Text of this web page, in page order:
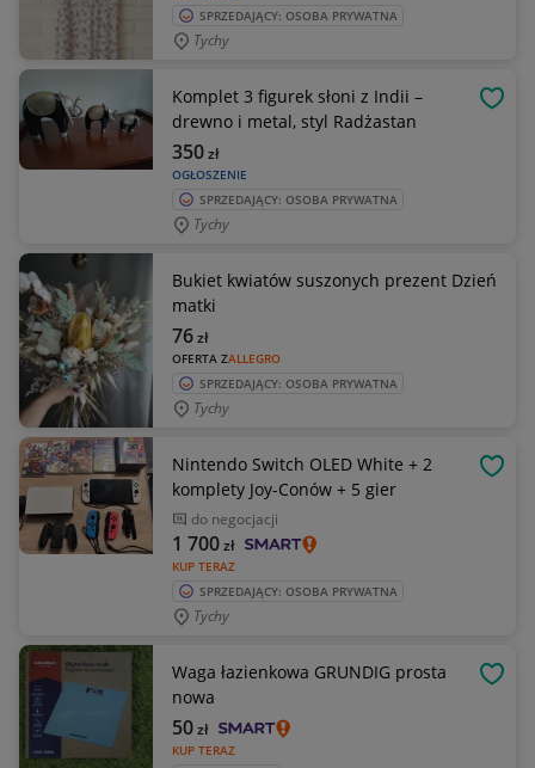
SPRZEDAJĄCY: OSOBA PRYWATNA
Tychy
Komplet 3 figurek słoni z Indii –
drewno i metal, styl Radżastan
OGŁOSZENIE
350zł
SPRZEDAJĄCY: OSOBA PRYWATNA
Tychy
Bukiet kwiatów suszonych prezent Dzień
matki
OFERTA ZALLEGRO
76zł
SPRZEDAJĄCY: OSOBA PRYWATNA
Tychy
Nintendo Switch OLED White + 2
komplety Joy-Conów + 5 gier
do negocjacji
KUP TERAZ
1 700zł
SPRZEDAJĄCY: OSOBA PRYWATNA
Tychy
Waga łazienkowa GRUNDIG prosta
nowa
KUP TERAZ
50zł